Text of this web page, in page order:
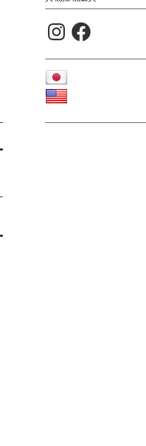
InstagramFacebook